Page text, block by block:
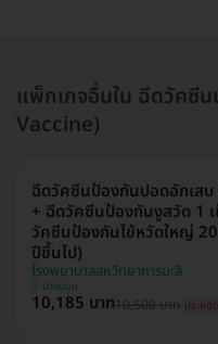
แพ็กเกจอื่นใน ฉีดวัคซี
Vaccine)
ฉีดวัคซีนป้องกันปอดอักเส
+ ฉีดวัคซีนป้องกันงูสวัด 1
วัคซีนป้องกันไข้หวัดใหญ่
ปีขึ้นไป)
โรงพยาบาลสหวิทยาการมะลิ
บางบอน
10,185 บาท10,500 บาท ประหยั